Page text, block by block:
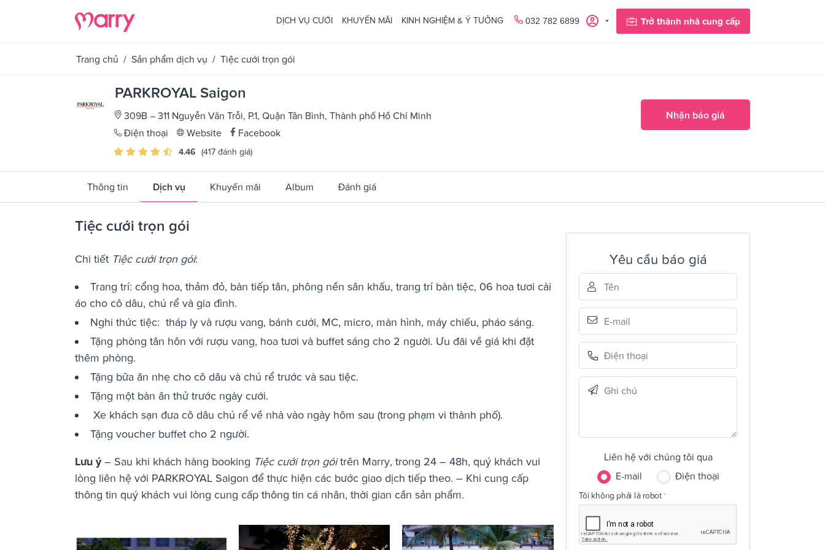
Trở thành nhà cung cấp
032 782 6899
DỊCH VỤ CƯỚI KHUYẾN MÃI KINH NGHIỆM & Ý TƯỞNG
Trang chủ / Sản phẩm dịch vụ / Tiệc cưới trọn gói
PARKROYAL Saigon
309B – 311 Nguyễn Văn Trỗi, P.1, Quận Tân Bình, Thành phố Hồ Chí Minh
Điện thoại
Website Facebook
4.46 (417 đánh giá)
Nhận báo giá
Thông tin Dịch vụ Khuyến mãi Album Đánh giá
Tiệc cưới trọn gói
Chi tiết Tiệc cưới trọn gói:
Trang trí: cổng hoa, thảm đỏ, bàn tiếp tân, phông nền sân khấu, trang trí bàn tiệc, 06 hoa tươi cài
áo cho cô dâu, chú rể và gia đình.
Nghi thức tiệc: tháp ly và rượu vang, bánh cưới, MC, micro, màn hình, máy chiếu, pháo sáng.
Tặng phòng tân hôn với rượu vang, hoa tươi và buffet sáng cho 2 người. Ưu đãi về giá khi đặt
thêm phòng.
Tặng bữa ăn nhẹ cho cô dâu và chú rể trước và sau tiệc.
Tặng một bàn ăn thử trước ngày cưới.
Xe khách sạn đưa cô dâu chú rể về nhà vào ngày hôm sau (trong phạm vi thành phố).
Tặng voucher buffet cho 2 người.
Lưu ý– Sau khi khách hàng booking Tiệc cưới trọn góitrên Marry, trong 24 – 48h, quý khách vui
lòng liên hệ với PARKROYAL Saigon để thực hiện các bước giao dịch tiếp theo. – Khi cung cấp
thông tin quý khách vui lòng cung cấp thông tin cá nhân, thời gian cần sản phẩm.
Yêu cầu báo giá
Liên hệ với chúng tôi qua
E-mail
Điện thoại
Tôi không phải là robot